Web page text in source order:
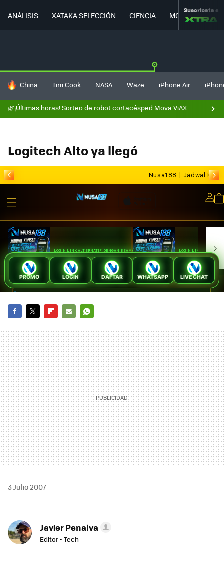
ANÁLISIS XATAKA SELECCIÓN CIENCIA MOVILIDAD
Suscríbete a
HOY SE HABLA DE
China Tim Cook NASA Waze iPhone Air
🌿¡Últimas horas! Sorteo de robot cortacésped Mova ViAX
Logitech Alto ya llegó
MAIL
3 Julio 2007
Javier Penalva
Editor - Tech